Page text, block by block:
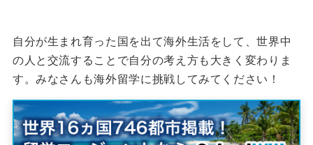
自分が生まれ育った国を出て海外生活をして、世界中
の人と交流することで自分の考え方も大きく変わりま
す。みなさんも海外留学に挑戦してみてください！